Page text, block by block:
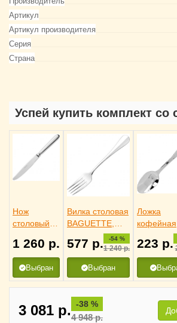
Артикул
Артикул производителя
Серия
Страна
Успей купить комплект со
Нож
столовый
Eternum
3110725
1 260 р.
Выбран
Вилка столовая
BAGUETTE,
3110807
577 р. -54 %
1 240р.
Выбран
Ложка
кофейная
Eternum
3110529
223 р.
3 081 р. -38 %
4 948р.